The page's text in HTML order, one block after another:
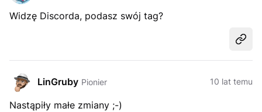
Widzę Discorda, podasz swój tag?
LinGruby Pionier 10 lat temu
Nastąpiły małe zmiany ;-)